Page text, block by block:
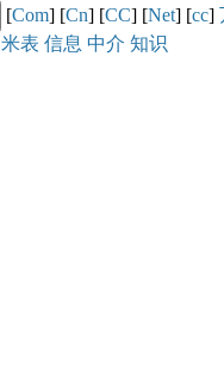
[Com] [Cn] [CC] [Net] [cc]
米表 信息 中介 知识